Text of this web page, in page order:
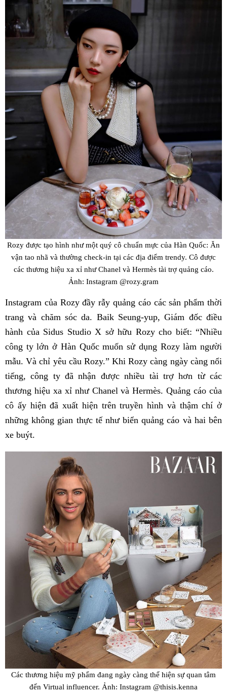
Rozy được tạo hình như một quý cô chuẩn mực của Hàn Quốc: Ăn
vận tao nhã và thường check-in tại các địa điểm trendy. Cô được
các thương hiệu xa xỉ như Chanel và Hermès tài trợ quảng cáo.
Ảnh: Instagram @rozy.gram
Instagram của Rozy đầy rẫy quảng cáo các sản phẩm thời
trang và chăm sóc da. Baik Seung-yup, Giám đốc điều
hành của Sidus Studio X sở hữu Rozy cho biết: “Nhiều
công ty lớn ở Hàn Quốc muốn sử dụng Rozy làm người
mẫu. Và chỉ yêu cầu Rozy.” Khi Rozy càng ngày càng nổi
tiếng, công ty đã nhận được nhiều tài trợ hơn từ các
thương hiệu xa xỉ như Chanel và Hermès. Quảng cáo của
cô ấy hiện đã xuất hiện trên truyền hình và thậm chí ở
những không gian thực tế như biển quảng cáo và hai bên
xe buýt.
Các thương hiệu mỹ phẩm đang ngày càng thể hiện sự quan tâm
đến Virtual influencer. Ảnh: Instagram @thisis.kenna